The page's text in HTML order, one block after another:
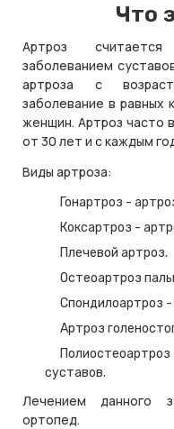
Что
Артроз
заболеванием
артроза с
заболевание в равных
женщин. Артроз часто
от 30 лет и с каждым
Виды артроза:
Гонартроз -
Коксартроз -
Плечевой артроз.
Остеоартроз
Спондилоартроз -
Артроз
суставов.
Лечением данного
ортопед.